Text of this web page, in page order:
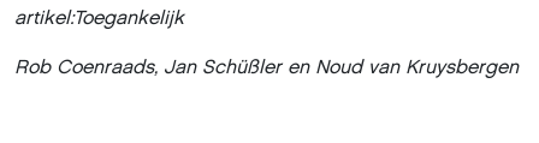
artikel:Toegankelijk
Rob Coenraads, Jan Schüßler en Noud van Kruysbergen